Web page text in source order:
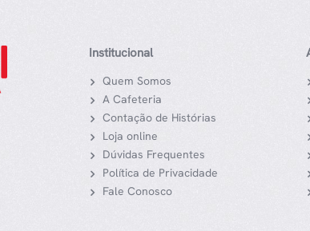
Institucional
Quem Somos
A Cafeteria
Contação de Histórias
Loja online
Dúvidas Frequentes
Política de Privacidade
Fale Conosco